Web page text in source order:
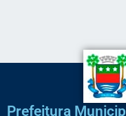
Prefeitura